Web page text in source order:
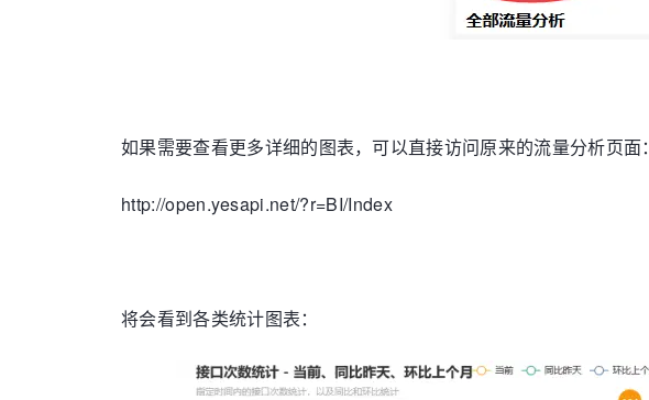
如果需要查看更多详细的图表，可以直接访问原来的流量分析页面：
http://open.yesapi.net/?r=BI/Index
将会看到各类统计图表：